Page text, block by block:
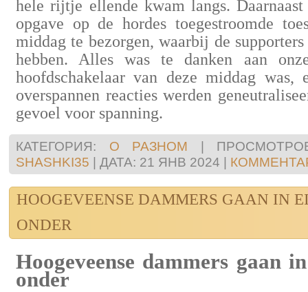
hele rijtje ellende kwam langs.
opgave op de hordes toegestroomde
middag te bezorgen, waarbij de
hebben. Alles was te danken aan
hoofdschakelaar van deze middag was,
overspannen reacties werden
gevoel voor spanning.
КАТЕГОРИЯ: О РАЗНОМ |
SHASHKI35 | ДАТА: 21 ЯНВ 2024 |
HOOGEVEENSE DAMMERS GAAN IN
ONDER
Hoogeveense dammers gaan
onder